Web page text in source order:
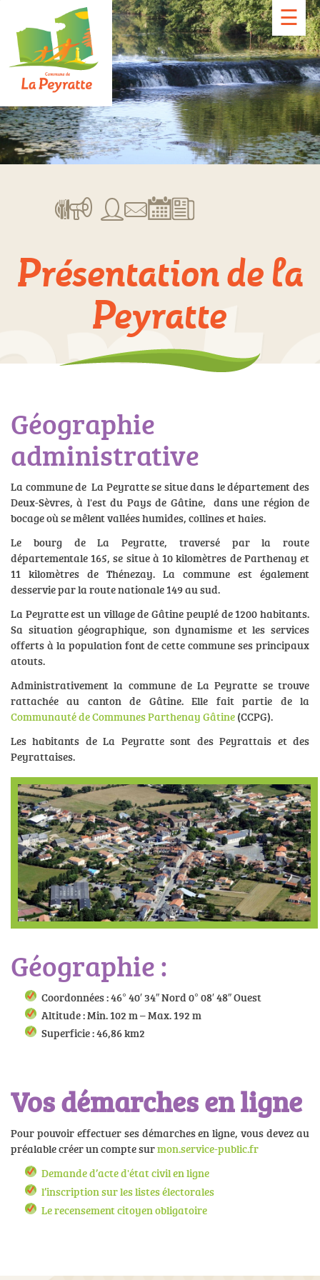
☰
Présentation de la
Peyratte
Géographie
administrative
La commune de La Peyratte se situe dans le département des
Deux-Sèvres, à l'est du Pays de Gâtine, dans une région de
bocage où se mêlent vallées humides, collines et haies.
Le bourg de La Peyratte, traversé par la route
départementale 165, se situe à 10 kilomètres de Parthenay et
11 kilomètres de Thénezay. La commune est également
desservie par la route nationale 149 au sud.
La Peyratte est un village de Gâtine peuplé de 1200 habitants.
Sa situation géographique, son dynamisme et les services
offerts à la population font de cette commune ses principaux
atouts.
Administrativement la commune de La Peyratte se trouve
rattachée au canton de Gâtine. Elle fait partie de la
Communauté de Communes Parthenay Gâtine(CCPG).
Les habitants de La Peyratte sont des Peyrattais et des
Peyrattaises.
Géographie :
Coordonnées : 46° 40′ 34″ Nord 0° 08′ 48″ Ouest
Altitude : Min. 102 m – Max. 192 m
Superficie : 46,86 km2
Vos démarches en ligne
Pour pouvoir effectuer ses démarches en ligne, vous devez au
préalable créer un compte surmon.service-public.fr
Demande d’acte d'état civil en ligne
l’inscription sur les listes électorales
Le recensement citoyen obligatoire